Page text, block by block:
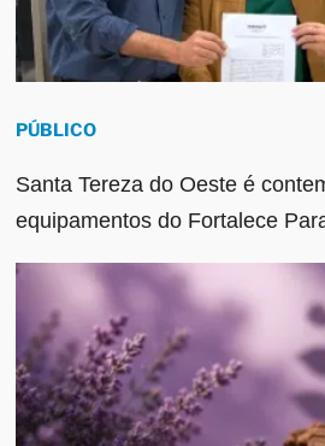
PÚBLICO
Santa Tereza do Oeste é
equipamentos do Fortalece